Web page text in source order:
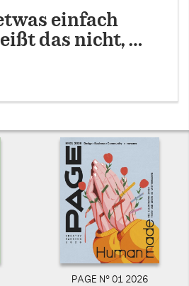
einfach
das nicht, …
PAGE N° 01 2026